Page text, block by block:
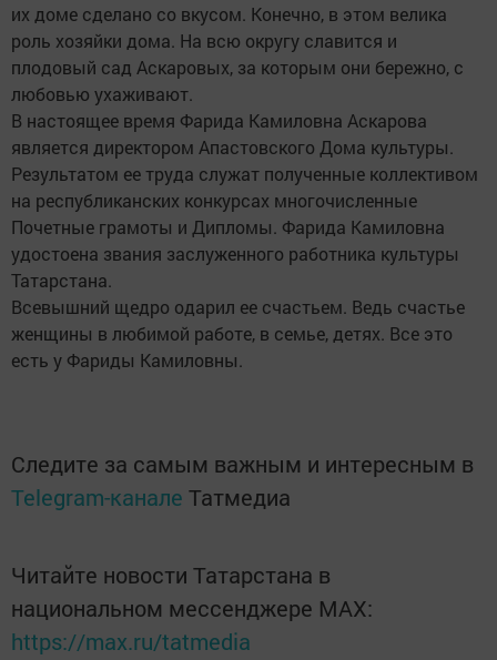
их доме сделано со вкусом. Конечно, в этом велика
роль хозяйки дома. На всю округу славится и
плодовый сад Аскаровых, за которым они бережно, с
любовью ухаживают.
В настоящее время Фарида Камиловна Аскарова
является директором Апастовского Дома культуры.
Результатом ее труда служат полученные коллективом
на республиканских конкурсах многочисленные
Почетные грамоты и Дипломы. Фарида Камиловна
удостоена звания заслуженного работника культуры
Татарстана.
Всевышний щедро одарил ее счастьем. Ведь счастье
женщины в любимой работе, в семье, детях. Все это
есть у Фариды Камиловны.
Следите за самым важным и интересным в
Telegram-канале Татмедиа
Читайте новости Татарстана в
национальном мессенджере MАХ:
https://max.ru/tatmedia